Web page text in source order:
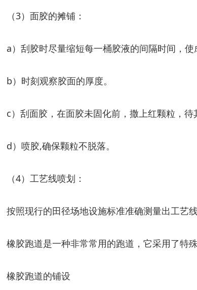
（3）面胶的摊铺：
a）刮胶时尽量缩短每一桶胶液的间隔时间，使
b）时刻观察胶面的厚度。
c）刮面胶，在面胶未固化前，撒上红颗粒，待
d）喷胶,确保颗粒不脱落。
（4）工艺线喷划：
按照现行的田径场地设施标准准确测量出工艺
橡胶跑道是一种非常常用的跑道，它采用了特
橡胶跑道的铺设